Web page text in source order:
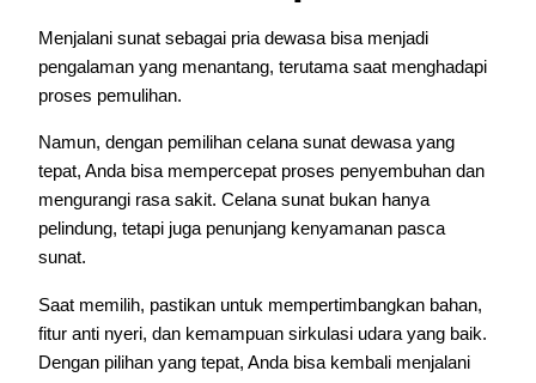
Menjalani sunat sebagai pria dewasa bisa menjadi
pengalaman yang menantang, terutama saat menghadapi
proses pemulihan.
Namun, dengan pemilihan celana sunat dewasa yang
tepat, Anda bisa mempercepat proses penyembuhan dan
mengurangi rasa sakit. Celana sunat bukan hanya
pelindung, tetapi juga penunjang kenyamanan pasca
sunat.
Saat memilih, pastikan untuk mempertimbangkan bahan,
fitur anti nyeri, dan kemampuan sirkulasi udara yang baik.
Dengan pilihan yang tepat, Anda bisa kembali menjalani